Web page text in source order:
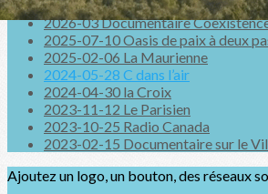
2026-03 Documentaire
2025-07-10 Oasis de paix à deux
2025-02-06 La Maurienne
2024-05-28 C dans l’air
2024-04-30 la Croix
2023-11-12 Le Parisien
2023-10-25 Radio Canada
2023-02-15 Documentaire sur le
Ajoutez un logo, un bouton, des réseaux